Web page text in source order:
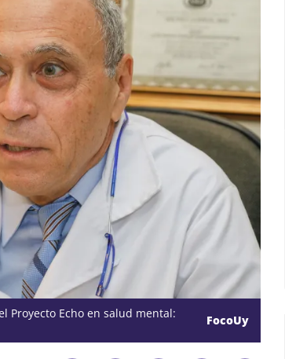
Proyecto Echo en salud mental:
FocoUy